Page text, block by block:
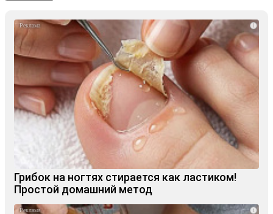
i
Грибок на ногтях стирается как ластиком!
Простой домашний метод
i